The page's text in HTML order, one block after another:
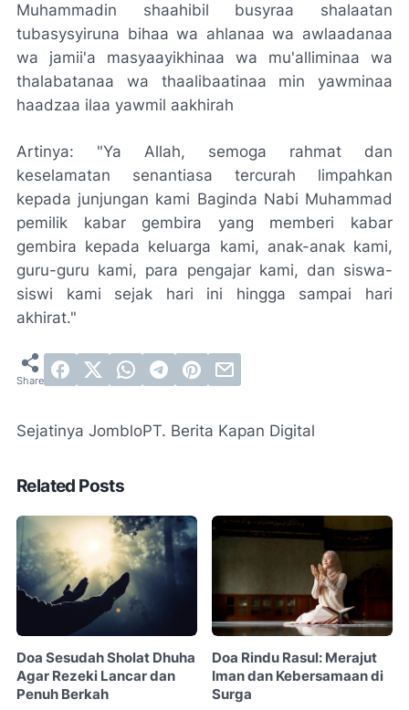
Muhammadin shaahibil busyraa shalaatan
tubasysyiruna bihaa wa ahlanaa wa awlaadanaa
wa jamii'a masyaayikhinaa wa mu'alliminaa wa
thalabatanaa wa thaalibaatinaa min yawminaa
haadzaa ilaa yawmil aakhirah
Artinya: "Ya Allah, semoga rahmat dan
keselamatan senantiasa tercurah limpahkan
kepada junjungan kami Baginda Nabi Muhammad
pemilik kabar gembira yang memberi kabar
gembira kepada keluarga kami, anak-anak kami,
guru-guru kami, para pengajar kami, dan siswa-
siswi kami sejak hari ini hingga sampai hari
akhirat."
Sejatinya JombloPT. Berita Kapan Digital
Related Posts
Doa Sesudah Sholat Dhuha
Agar Rezeki Lancar dan
Penuh Berkah
Doa Rindu Rasul: Merajut
Iman dan Kebersamaan di
Surga